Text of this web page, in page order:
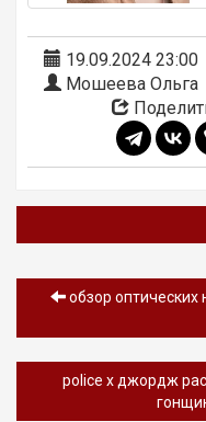
19.09.2024 23:00
Мошеева Ольга
обзор oптических
police x джордж